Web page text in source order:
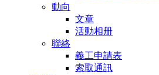
動向
文章
活動相册
聯絡
義工申請表
索取通訊